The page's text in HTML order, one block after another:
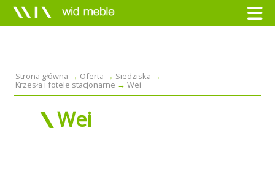
Strona główna Oferta Siedziska
Krzesła i fotele stacjonarne Wei
Wei